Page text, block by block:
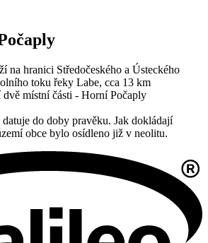
na hranici Středočeského a Ústeckého
toku řeky Labe, cca 13 km
místní části - Horní Počaply
do doby pravěku. Jak dokládají
obce bylo osídleno již v neolitu.